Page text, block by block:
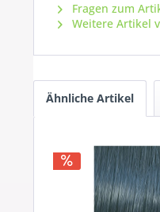
Fragen zum
Weitere Artikel
Ähnliche Artikel